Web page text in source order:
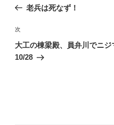
ビ
ゲ
ー
の
稿
老兵は死なず！
次
の
投
次
大工の棟梁殿、員弁川でニジ
10/28